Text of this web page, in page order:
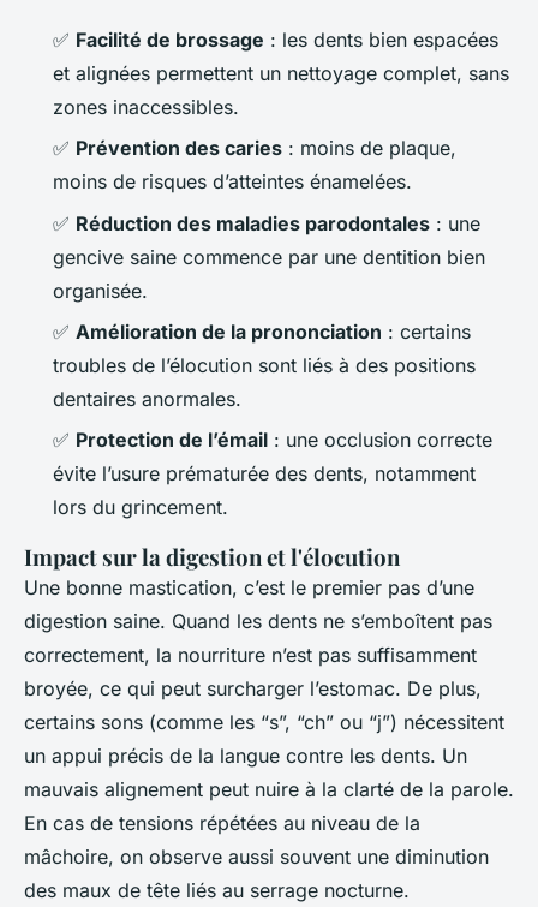
✅ Facilité de brossage : les dents bien espacées
et alignées permettent un nettoyage complet, sans
zones inaccessibles.
✅ Prévention des caries : moins de plaque,
moins de risques d’atteintes énamelées.
✅ Réduction des maladies parodontales : une
gencive saine commence par une dentition bien
organisée.
✅ Amélioration de la prononciation : certains
troubles de l’élocution sont liés à des positions
dentaires anormales.
✅ Protection de l’émail : une occlusion correcte
évite l’usure prématurée des dents, notamment
lors du grincement.
Impact sur la digestion et l'élocution
Une bonne mastication, c’est le premier pas d’une
digestion saine. Quand les dents ne s’emboîtent pas
correctement, la nourriture n’est pas suffisamment
broyée, ce qui peut surcharger l’estomac. De plus,
certains sons (comme les “s”, “ch” ou “j”) nécessitent
un appui précis de la langue contre les dents. Un
mauvais alignement peut nuire à la clarté de la parole.
En cas de tensions répétées au niveau de la
mâchoire, on observe aussi souvent une diminution
des maux de tête liés au serrage nocturne.